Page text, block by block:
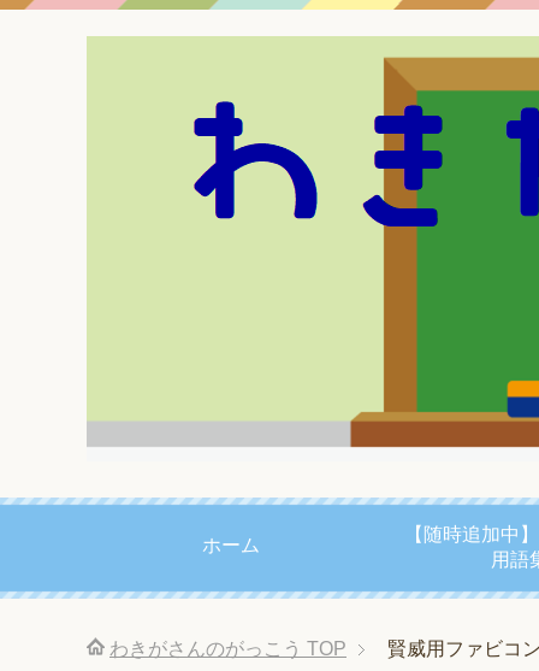
ホーム
【随時追加中
用語
わきがさんのがっこう TOP 賢威用ファビコ